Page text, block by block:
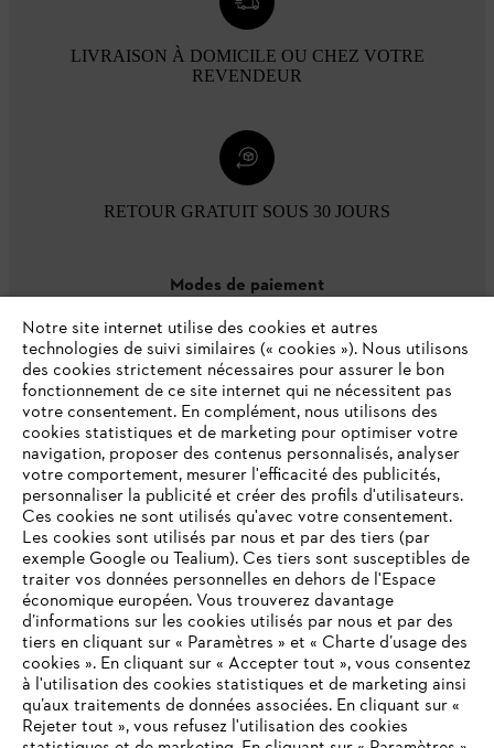
LIVRAISON À DOMICILE OU CHEZ VOTRE
REVENDEUR
RETOUR GRATUIT SOUS 30 JOURS
Modes de paiement
L'Entreprise
Questions / Réponses
Service
VOTRE NAVIGATEUR INTERNET
Notre site internet utilise des cookies et autres
technologies de suivi similaires (« cookies »). Nous utilisons
des cookies strictement nécessaires pour assurer le bon
fonctionnement de ce site internet qui ne nécessitent pas
votre consentement. En complément, nous utilisons des
cookies statistiques et de marketing pour optimiser votre
navigation, proposer des contenus personnalisés, analyser
votre comportement, mesurer l'efficacité des publicités,
personnaliser la publicité et créer des profils d'utilisateurs.
Ces cookies ne sont utilisés qu'avec votre consentement.
Les cookies sont utilisés par nous et par des tiers (par
exemple Google ou Tealium). Ces tiers sont susceptibles de
traiter vos données personnelles en dehors de l'Espace
économique européen. Vous trouverez davantage
d’informations sur les cookies utilisés par nous et par des
tiers en cliquant sur « Paramètres » et « Charte d’usage des
cookies ». En cliquant sur « Accepter tout », vous consentez
à l'utilisation des cookies statistiques et de marketing ainsi
qu’aux traitements de données associées. En cliquant sur «
Rejeter tout », vous refusez l'utilisation des cookies